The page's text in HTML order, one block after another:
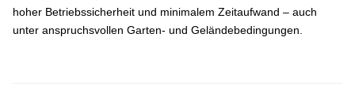
hoher Betriebssicherheit und minimalem Zeitaufwand – auch
unter anspruchsvollen Garten- und Geländebedingungen.